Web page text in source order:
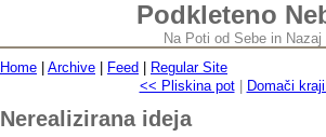
Podkleteno
Na Poti od Sebe in Nazaj
Home
Archive Feed
Regular Site
<< Pliskina pot| Domači
Nerealizirana ideja